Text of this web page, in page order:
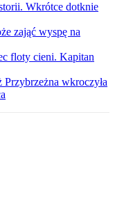
Wkrótce dotknie
zająć wyspę na
floty cieni. Kapitan
wkroczyła